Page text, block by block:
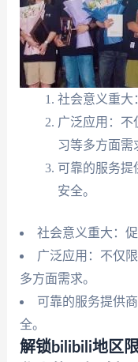
社会意义重大
广泛应用：不
习等多方面需
可靠的服务提
安全。
社会意义重大：
广泛应用：不仅
多方面需求。
可靠的服务提供
全。
解锁bilibili地区